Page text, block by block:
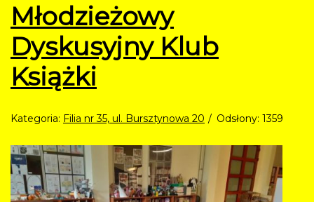
Młodzieżowy
Dyskusyjny Klub
Książki
Kategoria: Filia nr 35, ul. Bursztynowa 20 Odsłony: 1359